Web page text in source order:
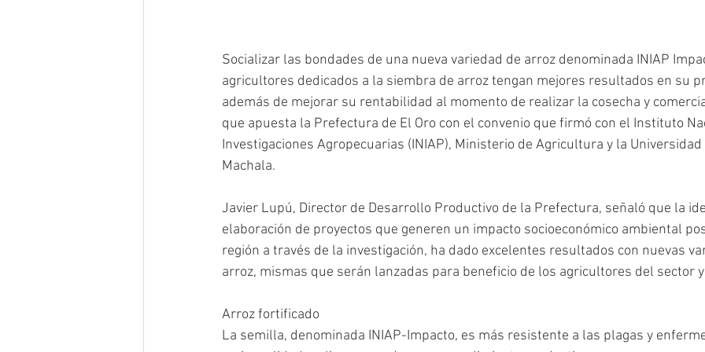
Socializar las bondades de una nueva variedad de arroz denominada INIAP
agricultores dedicados a la siembra de arroz tengan mejores resultados en su
además de mejorar su rentabilidad al momento de realizar la cosecha y
que apuesta la Prefectura de El Oro con el convenio que firmó con el Instituto
Investigaciones Agropecuarias (INIAP), Ministerio de Agricultura y la Universidad
Machala.
Javier Lupú, Director de Desarrollo Productivo de la Prefectura, señaló que la
elaboración de proyectos que generen un impacto socioeconómico ambiental
región a través de la investigación, ha dado excelentes resultados con nuevas
arroz, mismas que serán lanzadas para beneficio de los agricultores del sector
Arroz fortificado
La semilla, denominada INIAP-Impacto, es más resistente a las plagas y